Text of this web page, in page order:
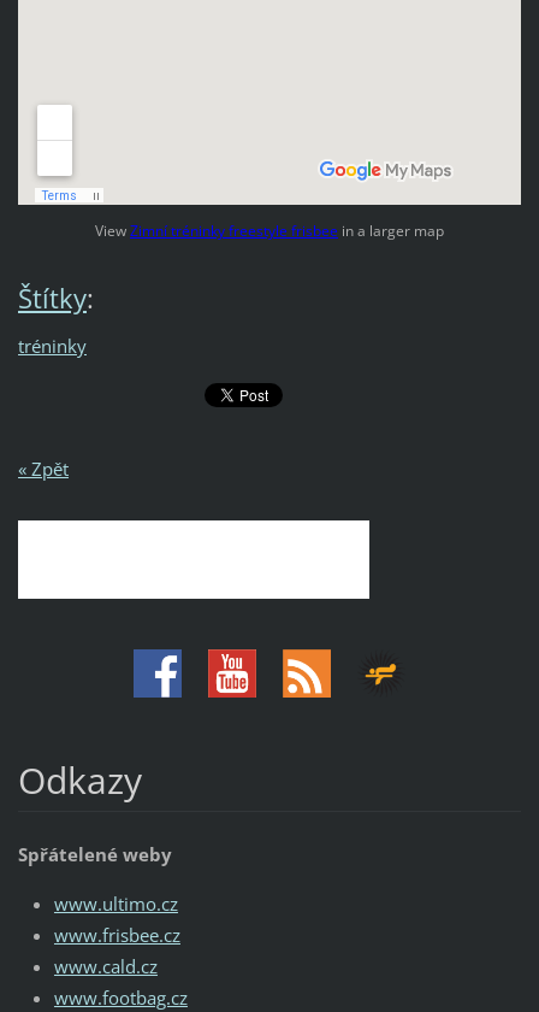
ViewZimní tréninky freestyle frisbee in a larger map
Štítky:
tréninky
« Zpět
Odkazy
Spřátelené weby
www.ultimo.cz
www.frisbee.cz
www.cald.cz
www.footbag.cz